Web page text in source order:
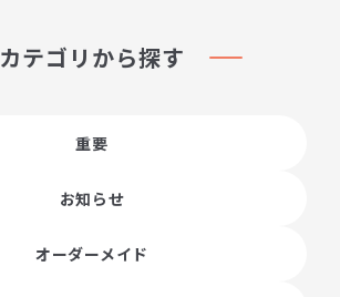
カテゴリから探す
重要
お知らせ
オーダーメイド